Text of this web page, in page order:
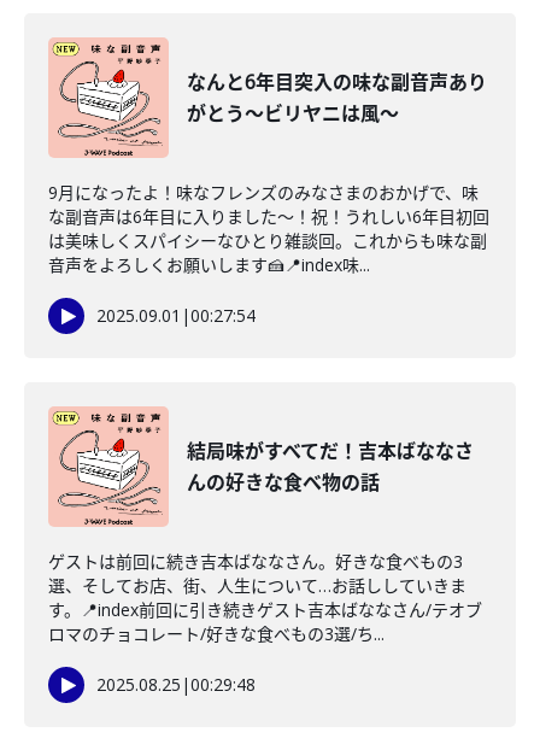
なんと6年目突入の味な副音声あり
がとう〜ビリヤニは風〜
9月になったよ！味なフレンズのみなさまのおかげで、味
な副音声は6年目に入りました〜！祝！うれしい6年目初回
は美味しくスパイシーなひとり雑談回。これからも味な副
音声をよろしくお願いします🍰📍index味...
2025.09.01 |00:27:54
結局味がすべてだ！吉本ばななさ
んの好きな食べ物の話
ゲストは前回に続き吉本ばななさん。好きな食べもの3
選、そしてお店、街、人生について…お話ししていきま
す。📍index前回に引き続きゲスト吉本ばななさん/テオブ
ロマのチョコレート/好きな食べもの3選/ち...
2025.08.25 |00:29:48